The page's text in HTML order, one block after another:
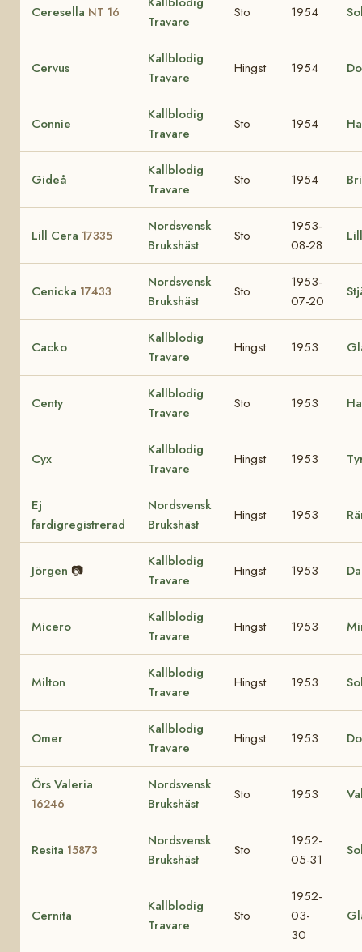
Ceresella NT 16
Travare
Sto 1954
Cervus
Kallblodig
Travare
Hingst 1954
Connie
Kallblodig
Travare
Sto 1954
Gideå
Kallblodig
Travare
Sto 1954
Lill Cera 17335
Nordsvensk
Brukshäst
Sto
1953-
08-28
Cenicka 17433
Nordsvensk
Brukshäst
Sto
1953-
07-20
Cacko
Kallblodig
Travare
Hingst 1953
Centy
Kallblodig
Travare
Sto 1953
Cyx
Kallblodig
Travare
Hingst 1953
Ej
färdigregistrerad
Nordsvensk
Brukshäst
Hingst 1953
Jörgen 📷
Kallblodig
Travare
Hingst 1953
Micero
Kallblodig
Travare
Hingst 1953
Milton
Kallblodig
Travare
Hingst 1953
Omer
Kallblodig
Travare
Hingst 1953
Örs Valeria
16246
Nordsvensk
Brukshäst
Sto 1953
Resita 15873
Nordsvensk
Brukshäst
Sto
1952-
05-31
Cernita
Kallblodig
Travare
Sto
1952-
03-
30